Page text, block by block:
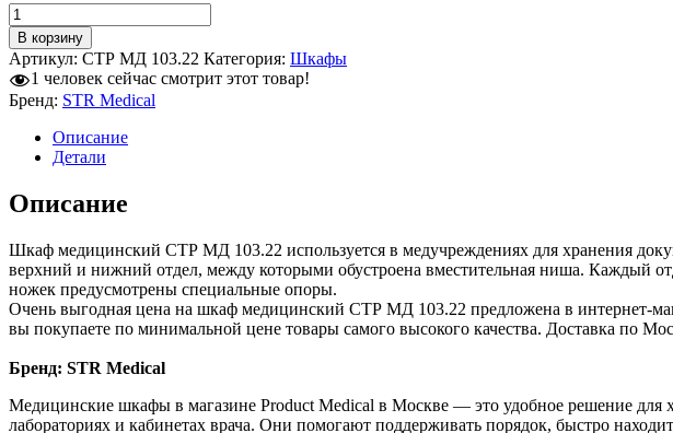
Количество
товара
Шкаф
медицинский
СТР
МД
103.22
В корзину
Артикул: СТР МД 103.22 Категория: Шкафы
1 человек сейчас смотрит этот товар!
Бренд: STR Medical
Описание
Детали
Описание
Шкаф медицинский СТР МД 103.22 используется в медучреждениях для хранения
верхний и нижний отдел, между которыми обустроена вместительная ниша. Каждый
ножек предусмотрены специальные опоры.
Очень выгодная цена на шкаф медицинский СТР МД 103.22 предложена в интернет-
вы покупаете по минимальной цене товары самого высокого качества. Доставка по
Бренд: STR Medical
Медицинские шкафы в магазине Product Medical в Москве — это удобное решение для
лабораториях и кабинетах врача. Они помогают поддерживать порядок, быстро